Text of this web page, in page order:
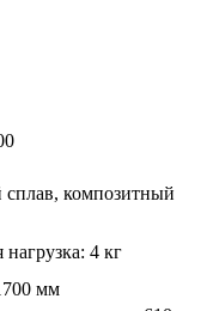
композитный
4 кг
мм